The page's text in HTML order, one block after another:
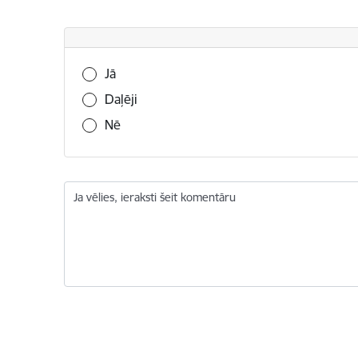
Vai šī informācija bija noderīga?
Jā
Daļēji
Nē
Ja vēlies, ieraksti šeit komentāru